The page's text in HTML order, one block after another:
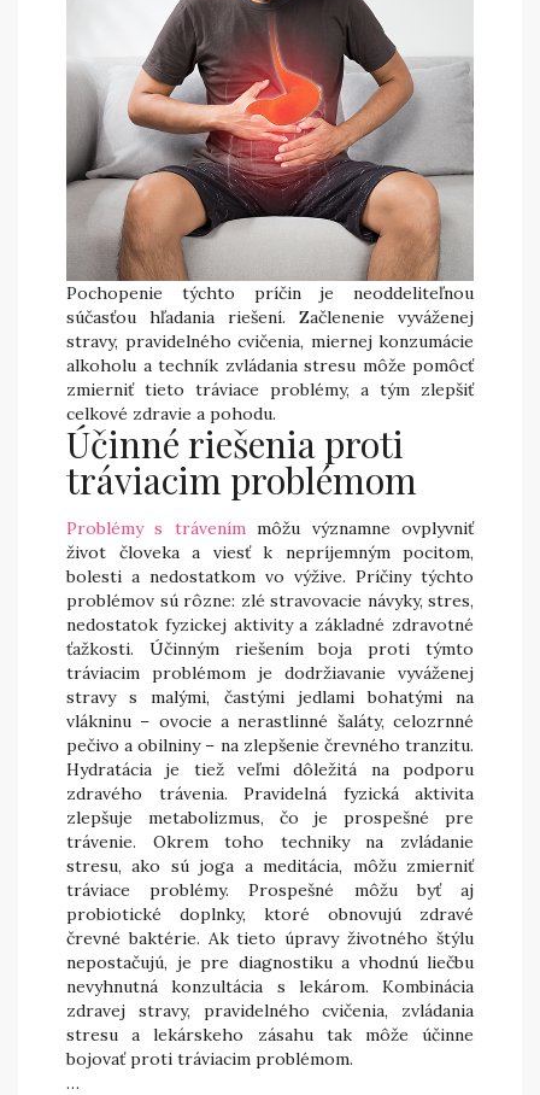
Pochopenie týchto príčin je neoddeliteľnou
súčasťou hľadania riešení. Začlenenie vyváženej
stravy, pravidelného cvičenia, miernej konzumácie
alkoholu a techník zvládania stresu môže pomôcť
zmierniť tieto tráviace problémy, a tým zlepšiť
celkové zdravie a pohodu.
Účinné riešenia proti
tráviacim problémom
Problémy s trávením môžu významne ovplyvniť
život človeka a viesť k nepríjemným pocitom,
bolesti a nedostatkom vo výžive. Príčiny týchto
problémov sú rôzne: zlé stravovacie návyky, stres,
nedostatok fyzickej aktivity a základné zdravotné
ťažkosti. Účinným riešením boja proti týmto
tráviacim problémom je dodržiavanie vyváženej
stravy s malými, častými jedlami bohatými na
vlákninu – ovocie a nerastlinné šaláty, celozrnné
pečivo a obilniny – na zlepšenie črevného tranzitu.
Hydratácia je tiež veľmi dôležitá na podporu
zdravého trávenia. Pravidelná fyzická aktivita
zlepšuje metabolizmus, čo je prospešné pre
trávenie. Okrem toho techniky na zvládanie
stresu, ako sú joga a meditácia, môžu zmierniť
tráviace problémy. Prospešné môžu byť aj
probiotické doplnky, ktoré obnovujú zdravé
črevné baktérie. Ak tieto úpravy životného štýlu
nepostačujú, je pre diagnostiku a vhodnú liečbu
nevyhnutná konzultácia s lekárom. Kombinácia
zdravej stravy, pravidelného cvičenia, zvládania
stresu a lekárskeho zásahu tak môže účinne
bojovať proti tráviacim problémom.
…